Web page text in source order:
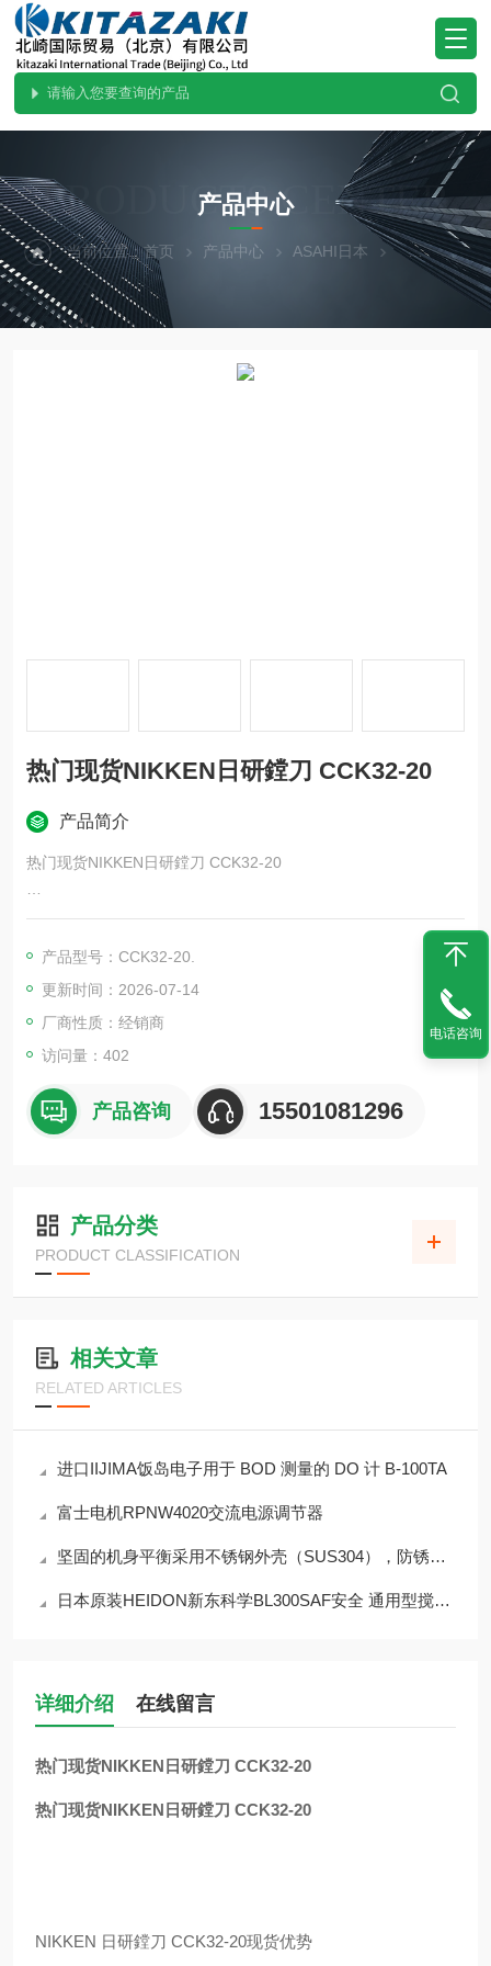
PRODUCTS CENTER
产品中心
当前位置：首页 产品中心 ASAHI日本 热门现货-北
热门现货NIKKEN日研鏜刀 CCK32-20
产品简介
热门现货NIKKEN日研鏜刀 CCK32-20
NIKKEN 日研鏜刀 CCK32-20现货优势
产品型号：CCK32-20.
更新时间：2026-07-14
厂商性质：经销商
访问量：402
产品咨询 15501081296
产品分类
PRODUCT CLASSIFICATION
相关文章
RELATED ARTICLES
进口IIJIMA饭岛电子用于 BOD 测量的 DO 计 B-100TA
富士电机RPNW4020交流电源调节器
坚固的机身平衡采用不锈钢外壳（SUS304），防锈、耐腐蚀 CJ-820
日本原装HEIDON新东科学BL300SAF安全 通用型搅拌器
详细介绍 在线留言
热门现货NIKKEN日研鏜刀 CCK32-20
热门现货NIKKEN日研鏜刀 CCK32-20
NIKKEN 日研鏜刀 CCK32-20现货优势
电话咨询